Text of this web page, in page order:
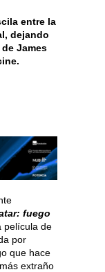
entre la
dejando
James
fuego
película de
por
que hace
extraño